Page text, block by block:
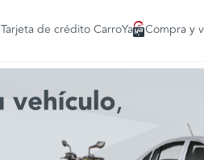
Tarjeta de crédito CarroYa Compra y